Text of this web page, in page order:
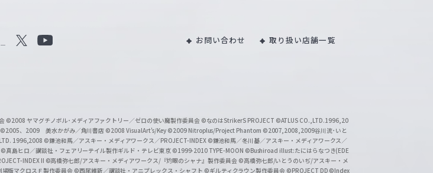
Y
b
e
O
お問い合わせ 取り扱い店舗一覧
©2008 ヤマグチノボル･メディアファクトリー／ゼロの使い魔製作委員会 ©なのはStrikerS PROJECT ©ATLUS CO.,LTD.1996,20
©2005、2009 美水かがみ／角川書店 ©2008 VisualArt's/Key ©2009 Nitroplus/Project Phantom ©2007,2008,2009谷川流･いと
1996,2008 ©鎌池和馬／アスキー・メディアワークス／PROJECT-INDEX ©鎌池和馬／冬川基／アスキー・メディアワークス／
©真島ヒロ／講談社・フェアリーテイル製作ギルド・テレビ東京 ©1999-2010 TYPE-MOON ©Bushiroad illust:たにはらなつき(EDE
INDEX II ©高橋弥七郎/アスキー・メディアワークス/『灼眼のシャナ』製作委員会 ©高橋弥七郎/いとうのいぢ/アスキー・メ
版マクロスＦ製作委員会 ©西尾維新／講談社・アニプレックス・シャフト ©ギルティクラウン製作委員会 ©PROJECT DD ©Index